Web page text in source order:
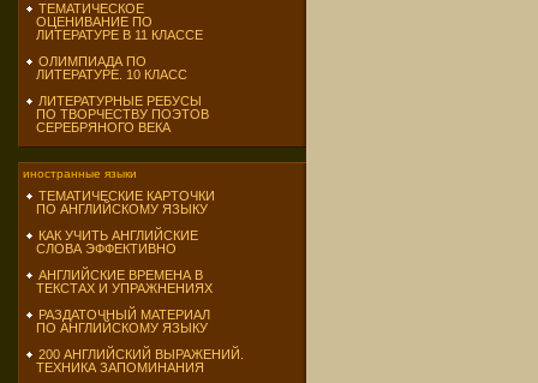
ТЕМАТИЧЕСКОЕ
ОЦЕНИВАНИЕ ПО
ЛИТЕРАТУРЕ В 11 КЛАССЕ
ОЛИМПИАДА ПО
ЛИТЕРАТУРЕ. 10 КЛАСС
ЛИТЕРАТУРНЫЕ РЕБУСЫ
ПО ТВОРЧЕСТВУ ПОЭТОВ
СЕРЕБРЯНОГО ВЕКА
иностранные языки
ТЕМАТИЧЕСКИЕ КАРТОЧКИ
ПО АНГЛИЙСКОМУ ЯЗЫКУ
КАК УЧИТЬ АНГЛИЙСКИЕ
СЛОВА ЭФФЕКТИВНО
АНГЛИЙСКИЕ ВРЕМЕНА В
ТЕКСТАХ И УПРАЖНЕНИЯХ
РАЗДАТОЧНЫЙ МАТЕРИАЛ
ПО АНГЛИЙСКОМУ ЯЗЫКУ
200 АНГЛИЙСКИЙ ВЫРАЖЕНИЙ.
ТЕХНИКА ЗАПОМИНАНИЯ